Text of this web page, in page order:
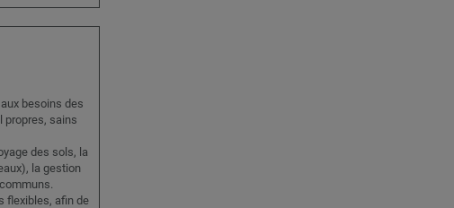
besoins des
propres, sains
des sols, la
la gestion
flexibles, afin de